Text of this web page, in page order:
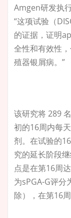
Amgen研发执
“这项试验（
的证据，证明
全性和有效性
殖器银屑病。”
该研究将 289
初的16周内每
剂。在试验的
究的延长阶段
点是在第16周
为sPGA-G评分
除），在第16